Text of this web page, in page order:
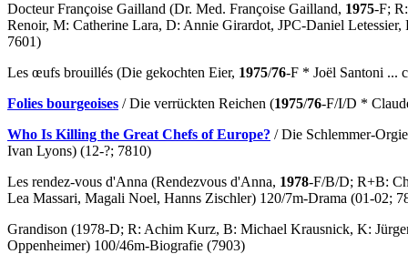
Docteur Françoise Gailland (Dr. Med. Françoise Gailland, 1975-F;
Renoir, M: Catherine Lara, D: Annie Girardot, JPC-Daniel
7601)
Les œufs brouillés (Die gekochten Eier, 1975/76-F * Joël Santoni ...
Folies bourgeoises /Die verrückten Reichen (1975/76-F/I/D *
Who Is Killing the Great Chefs of Europe? /Die Schlemmer-Orgie
Ivan Lyons) (12-?; 7810)
Les rendez-vous d'Anna (Rendezvous d'Anna, 1978-F/B/D; R+B:
Lea Massari, Magali Noel, Hanns Zischler) 120/7m-Drama (01-02;
Grandison (1978-D; R: Achim Kurz, B: Michael Krausnick, K:
Oppenheimer) 100/46m-Biografie (7903)